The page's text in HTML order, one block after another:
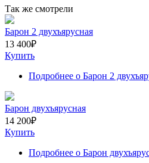
Так же смотрели
Барон 2 двухъярусная
13 400₽
Купить
Подробнее о Барон 2
Барон двухъярусная
14 200₽
Купить
Подробнее о Барон